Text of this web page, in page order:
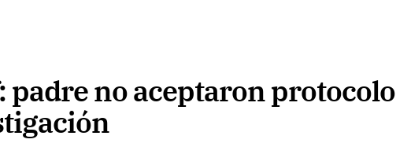
no aceptaron protocolo